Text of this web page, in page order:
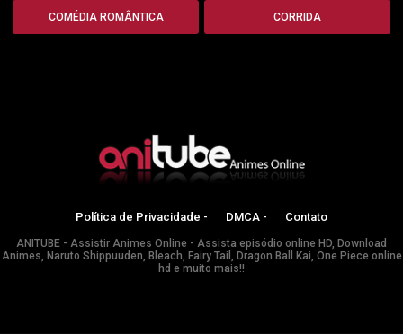
COMÉDIA ROMÂNTICA CORRIDA
Política de Privacidade - DMCA - Contato
ANITUBE - Assistir Animes Online - Assista episódio online HD, Download
Animes, Naruto Shippuuden, Bleach, Fairy Tail, Dragon Ball Kai, One Piece online
hd e muito mais!!